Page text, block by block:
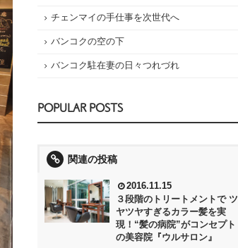
チェンマイの手仕事を次世代へ
バンコクの空の下
バンコク駐在妻の日々つれづれ
POPULAR POSTS
関連の投稿
2016.11.15
３段階のトリートメントで ツ
ヤツヤすぎるカラー髪を実
現！“髪の病院”がコンセプト
の美容院『ウルサロン』